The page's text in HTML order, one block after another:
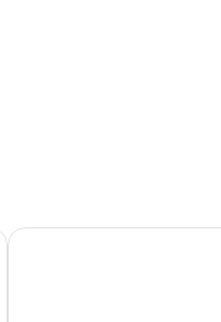
ibis Carcassonne Est La Cité